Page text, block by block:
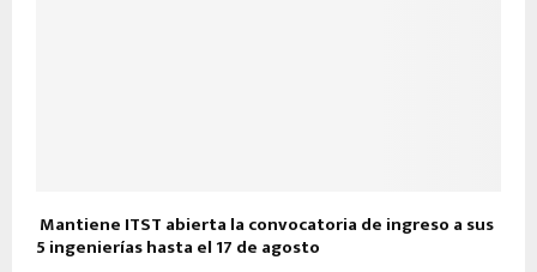
Mantiene ITST abierta la convocatoria de ingreso a sus
5 ingenierías hasta el 17 de agosto